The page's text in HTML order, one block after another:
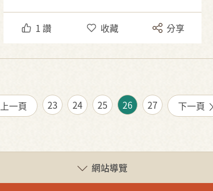
1讚 收藏 分享
上一頁 23 24 25 26 27 下一頁
網站導覽